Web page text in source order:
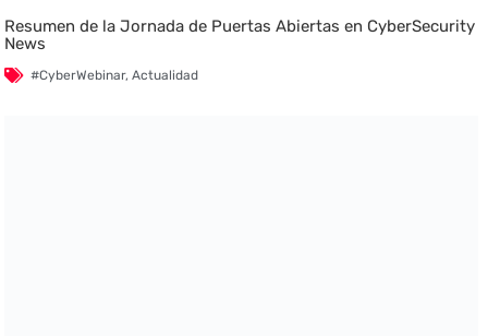
Resumen de la Jornada de Puertas Abiertas en CyberSecurity
News
#CyberWebinar,Actualidad